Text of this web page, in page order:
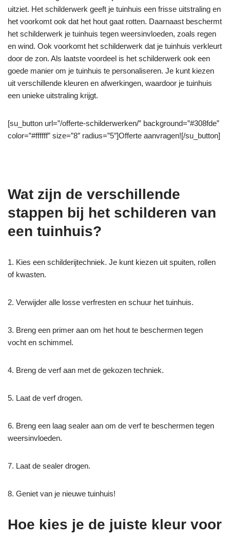
uitziet. Het schilderwerk geeft je tuinhuis een frisse uitstraling en
het voorkomt ook dat het hout gaat rotten. Daarnaast beschermt
het schilderwerk je tuinhuis tegen weersinvloeden, zoals regen
en wind. Ook voorkomt het schilderwerk dat je tuinhuis verkleurt
door de zon. Als laatste voordeel is het schilderwerk ook een
goede manier om je tuinhuis te personaliseren. Je kunt kiezen
uit verschillende kleuren en afwerkingen, waardoor je tuinhuis
een unieke uitstraling krijgt.
[su_button url=”/offerte-schilderwerken/” background=”#308fde”
color=”#ffffff” size=”8″ radius=”5″]Offerte aanvragen![/su_button]
Wat zijn de verschillende
stappen bij het schilderen van
een tuinhuis?
1. Kies een schilderijtechniek. Je kunt kiezen uit spuiten, rollen
of kwasten.
2. Verwijder alle losse verfresten en schuur het tuinhuis.
3. Breng een primer aan om het hout te beschermen tegen
vocht en schimmel.
4. Breng de verf aan met de gekozen techniek.
5. Laat de verf drogen.
6. Breng een laag sealer aan om de verf te beschermen tegen
weersinvloeden.
7. Laat de sealer drogen.
8. Geniet van je nieuwe tuinhuis!
Hoe kies je de juiste kleur voor